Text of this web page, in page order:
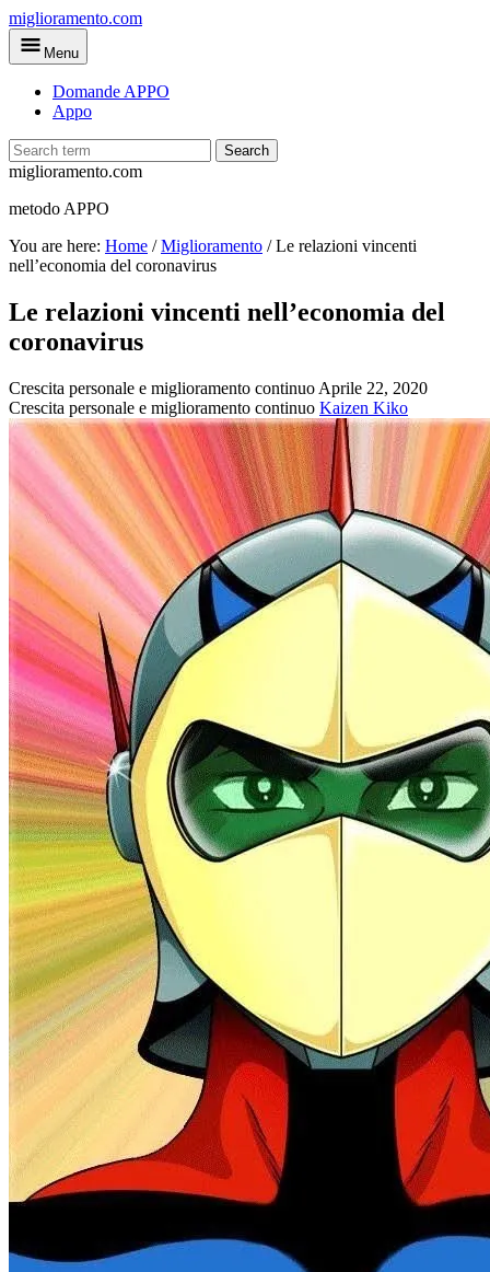
Skip
to
main
miglioramento.com
Menu
Domande APPO
Appo
Search
miglioramento.com
metodo APPO
You are here: Home /Miglioramento /Le relazioni vincenti
nell’economia del coronavirus
Le relazioni vincenti nell’economia del
coronavirus
Crescita personale e miglioramento continuo Aprile 22, 2020
Crescita personale e miglioramento continuo Kaizen Kiko